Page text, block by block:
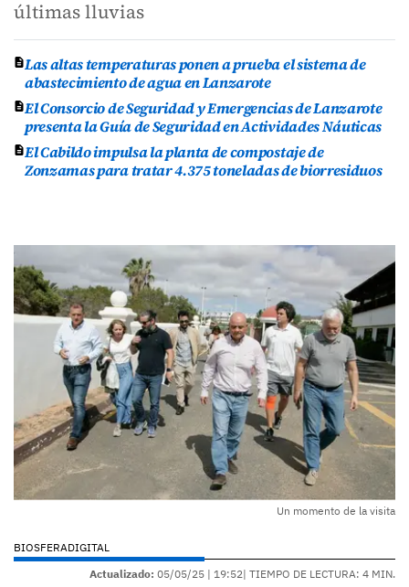
últimas lluvias
Las altas temperaturas ponen a prueba el sistema de
abastecimiento de agua en Lanzarote
El Consorcio de Seguridad y Emergencias de Lanzarote
presenta la Guía de Seguridad en Actividades Náuticas
El Cabildo impulsa la planta de compostaje de
Zonzamas para tratar 4.375 toneladas de biorresiduos
Un momento de la visita
BIOSFERADIGITAL
Actualizado: 05/05/25 | 19:52| TIEMPO DE LECTURA: 4 MIN.